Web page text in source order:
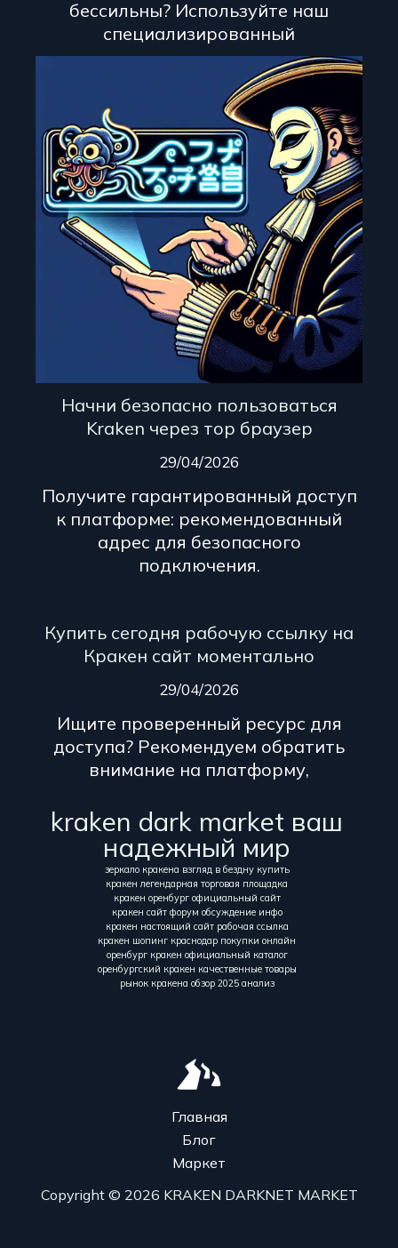
бессильны? Используйте наш
специализированный
Начни безопасно пользоваться
Kraken через тор браузер
29/04/2026
Получите гарантированный доступ
к платформе: рекомендованный
адрес для безопасного
подключения.
Купить сегодня рабочую ссылку на
Кракен сайт моментально
29/04/2026
Ищите проверенный ресурс для
доступа? Рекомендуем обратить
внимание на платформу,
kraken dark market ваш
надежный мир
зеркало кракена взгляд в бездну купить
кракен легендарная торговая площадка
кракен оренбург официальный сайт
кракен сайт форум обсуждение инфо
кракен настоящий сайт рабочая ссылка
кракен шопинг краснодар покупки онлайн
оренбург кракен официальный каталог
оренбургский кракен качественные товары
рынок кракена обзор 2025 анализ
Главная
Блог
Маркет
Copyright © 2026 KRAKEN DARKNET MARKET